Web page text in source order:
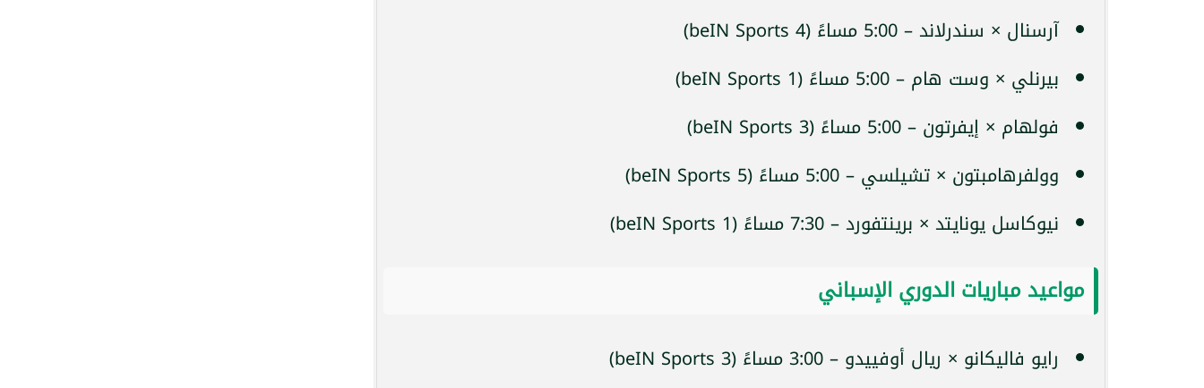
آرسنال × سندرلاند – 5:00 مساءً (beIN Sports 4)
بيرنلي × وست هام – 5:00 مساءً (beIN Sports 1)
فولهام × إيفرتون – 5:00 مساءً (beIN Sports 3)
وولفرهامبتون × تشيلسي – 5:00 مساءً (beIN Sports 5)
نيوكاسل يونايتد × برينتفورد – 7:30 مساءً (beIN Sports 1)
مواعيد مباريات الدوري الإسباني
رايو فاليكانو × ريال أوفييدو – 3:00 مساءً (beIN Sports 3)